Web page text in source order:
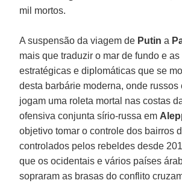
mil mortos.
A suspensão da viagem de Putin a
mais que traduzir o mar de fundo e
estratégicas e diplomáticas que se
desta barbárie moderna, onde russos
jogam uma roleta mortal nas costas
ofensiva conjunta sírio-russa em
objetivo tomar o controle dos bairros
controlados pelos rebeldes desde
que os ocidentais e vários países
sopraram as brasas do conflito